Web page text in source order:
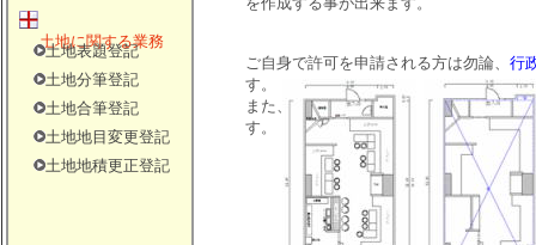
ご自身で許可を申請される方は勿論、 行
す。
また、お客様（実測に基づく、許認可関
す。
土地に関する業務
土地地積更正登記
土地地目変更登記
土地合筆登記
土地分筆登記
土地表題登記